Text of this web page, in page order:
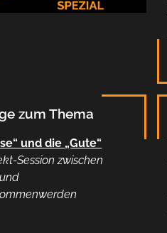
zum Thema
und die „Gute“
Session zwischen